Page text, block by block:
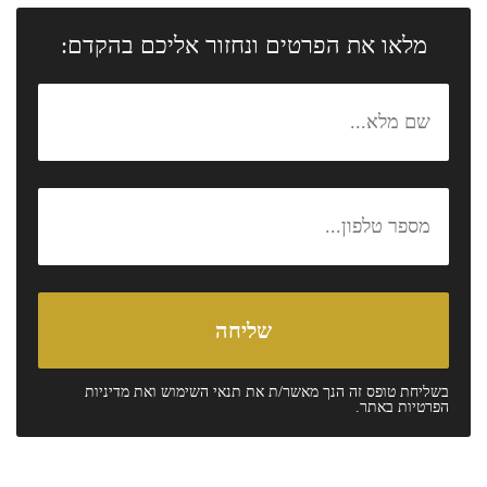
מלאו את הפרטים ונחזור אליכם בהקדם:
בשליחת טופס זה הנך מאשר/ת את תנאי השימוש ואת מדיניות
הפרטיות באתר.